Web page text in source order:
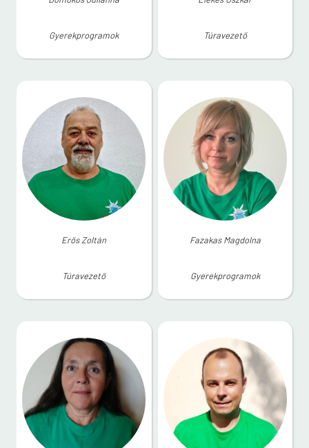
Gyerekprogramok Túravezető
Erős Zoltán
Túravezető
Fazakas Magdolna
Gyerekprogramok